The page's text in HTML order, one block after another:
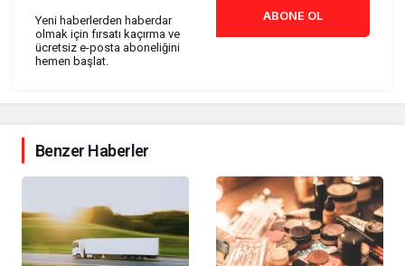
Yeni haberlerden haberdar
olmak için fırsatı kaçırma ve
ücretsiz e-posta aboneliğini
hemen başlat.
ABONE OL
Benzer Haberler